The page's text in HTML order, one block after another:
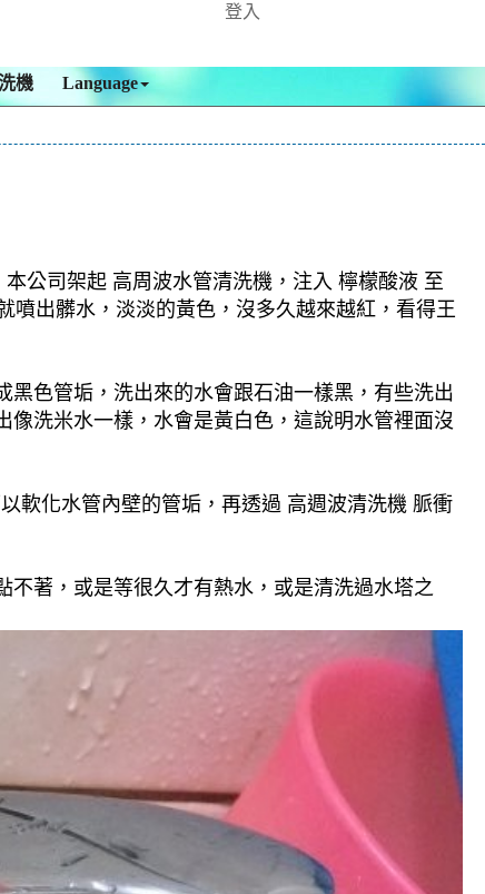
登入
機 Language
公司架起 高周波水管清洗機，注入 檸檬酸液 至
噴出髒水，淡淡的黃色，沒多久越來越紅，看得王
色管垢，洗出來的水會跟石油一樣黑，有些洗出
洗米水一樣，水會是黃白色，這說明水管裡面沒
軟化水管內壁的管垢，再透過 高週波清洗機 脈衝
著，或是等很久才有熱水，或是清洗過水塔之